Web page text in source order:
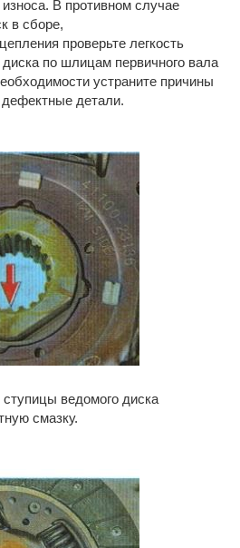
В противном случае
в сборе,
проверьте легкость
по шлицам первичного вала
устраните причины
детали.
ведомого диска
смазку.